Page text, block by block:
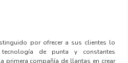
por ofrecer a sus clientes lo
tecnología de punta y constantes
primera compañía de llantas en crear